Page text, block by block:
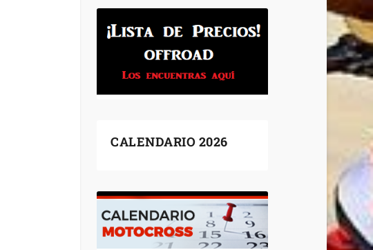
CALENDARIO 2026